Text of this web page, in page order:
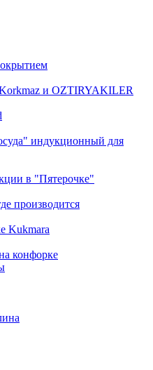
и OZTIRYAKILER
индукционный для
в "Пятерочке"
производится
Kukmara
конфорке